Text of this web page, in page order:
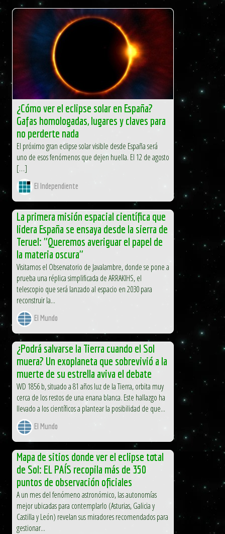
¿Cómo ver el eclipse solar en España?
Gafas homologadas, lugares y claves para
no perderte nada
El próximo gran eclipse solar visible desde España será
uno de esos fenómenos que dejen huella. El 12 de agosto
[…]
El Independiente
La primera misión espacial científica que
lidera España se ensaya desde la sierra de
Teruel: "Queremos averiguar el papel de
la materia oscura"
Visitamos el Observatorio de Javalambre, donde se pone a
prueba una réplica simplificada de ARRAKIHS, el
telescopio que será lanzado al espacio en 2030 para
reconstruir la...
El Mundo
¿Podrá salvarse la Tierra cuando el Sol
muera? Un exoplaneta que sobrevivió a la
muerte de su estrella aviva el debate
WD 1856 b, situado a 81 años luz de la Tierra, orbita muy
cerca de los restos de una enana blanca. Este hallazgo ha
llevado a los científicos a plantear la posibilidad de que...
El Mundo
Mapa de sitios donde ver el eclipse total
de Sol: EL PAÍS recopila más de 350
puntos de observación oficiales
A un mes del fenómeno astronómico, las autonomías
mejor ubicadas para contemplarlo (Asturias, Galicia y
Castilla y León) revelan sus miradores recomendados para
gestionar...